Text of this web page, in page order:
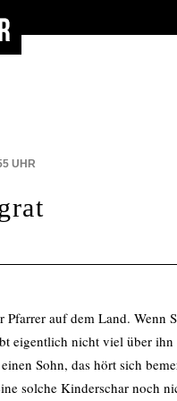
UHR
auf dem Land. Wenn
eigentlich nicht viel über
Sohn, das hört sich
solche Kinderschar noch